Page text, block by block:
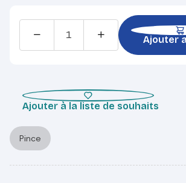
Ajouter
Ajouter à la liste de souhaits
Pince